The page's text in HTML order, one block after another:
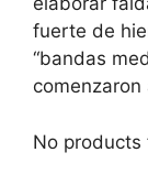
fuerte de
“bandas
No products